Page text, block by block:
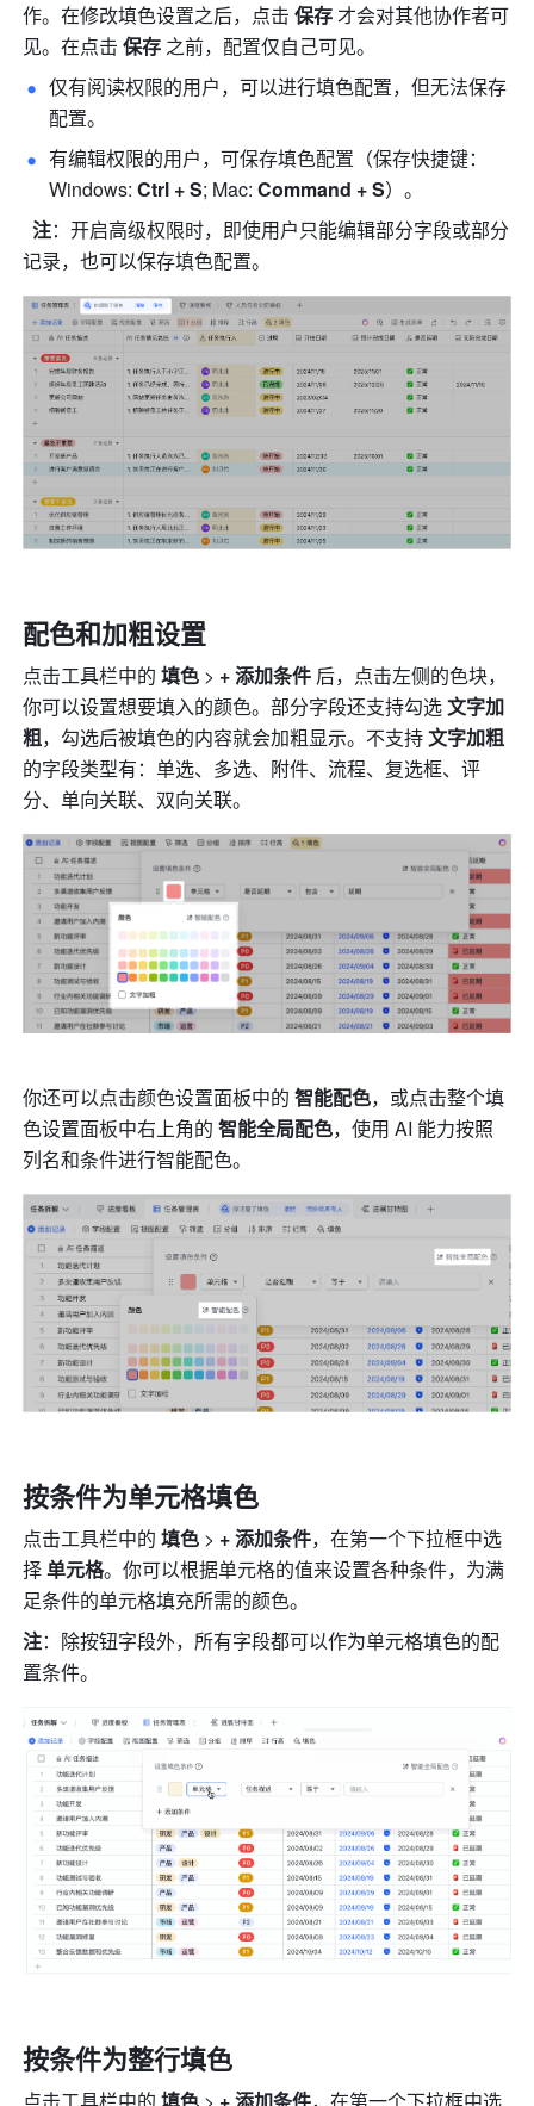
作。在修改填色设置之后，点击 保存 才会对其他协作者可
见。在点击 保存 之前，配置仅自己可见。
仅有阅读权限的用户，可以进行填色配置，但无法保存
配置。
有编辑权限的用户，可保存填色配置（保存快捷键：
Windows: Ctrl + S; Mac: Command + S）。
注：开启高级权限时，即使用户只能编辑部分字段或部分
记录，也可以保存填色配置。
配色和加粗设置
点击工具栏中的 填色 > + 添加条件 后，点击左侧的色块，
你可以设置想要填入的颜色。部分字段还支持勾选 文字加
粗，勾选后被填色的内容就会加粗显示。 不支持 文字加粗
的字段类型有：单选、多选、附件、流程、复选框、评
分、单向关联、双向关联。
你还可以点击颜色设置面板中的 智能配色，或点击整个填
色设置面板中右上角的 智能全局配色，使用 AI 能力按照
列名和条件进行智能配色。
按条件为单元格填色
点击工具栏中的 填色 > + 添加条件，在第一个下拉框中选
择 单元格。你可以根据单元格的值来设置各种条件，为满
足条件的单元格填充所需的颜色。
注：除按钮字段外，所有字段都可以作为单元格填色的配
置条件。
按条件为整行填色